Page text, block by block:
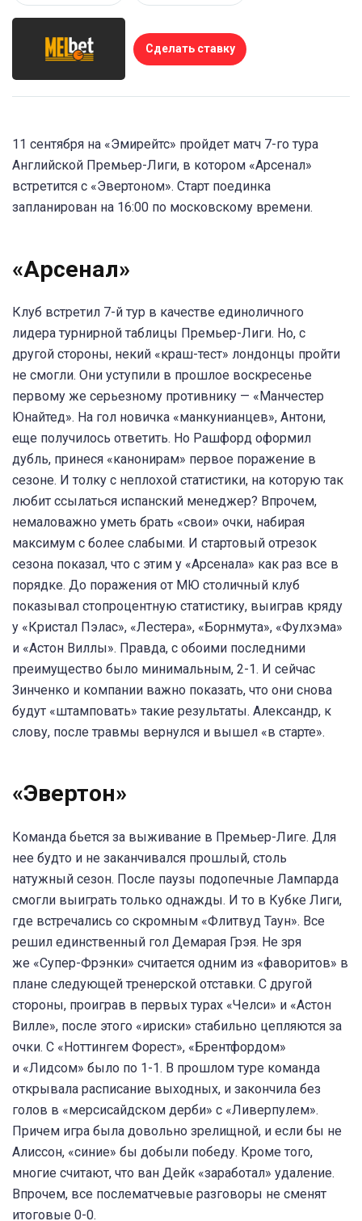
Сделать ставку
11 сентября на «Эмирейтс» пройдет матч 7-го тура
Английской Премьер-Лиги, в котором «Арсенал»
встретится с «Эвертоном». Старт поединка
запланирован на 16:00 по московскому времени.
«Арсенал»
Клуб встретил 7-й тур в качестве единоличного
лидера турнирной таблицы Премьер-Лиги. Но, с
другой стороны, некий «краш-тест» лондонцы пройти
не смогли. Они уступили в прошлое воскресенье
первому же серьезному противнику — «Манчестер
Юнайтед». На гол новичка «манкунианцев», Антони,
еще получилось ответить. Но Рашфорд оформил
дубль, принеся «канонирам» первое поражение в
сезоне. И толку с неплохой статистики, на которую так
любит ссылаться испанский менеджер? Впрочем,
немаловажно уметь брать «свои» очки, набирая
максимум с более слабыми. И стартовый отрезок
сезона показал, что с этим у «Арсенала» как раз все в
порядке. До поражения от МЮ столичный клуб
показывал стопроцентную статистику, выиграв кряду
у «Кристал Пэлас», «Лестера», «Борнмута», «Фулхэма»
и «Астон Виллы». Правда, с обоими последними
преимущество было минимальным, 2-1. И сейчас
Зинченко и компании важно показать, что они снова
будут «штамповать» такие результаты. Александр, к
слову, после травмы вернулся и вышел «в старте».
«Эвертон»
Команда бьется за выживание в Премьер-Лиге. Для
нее будто и не заканчивался прошлый, столь
натужный сезон. После паузы подопечные Лампарда
смогли выиграть только однажды. И то в Кубке Лиги,
где встречались со скромным «Флитвуд Таун». Все
решил единственный гол Демарая Грэя. Не зря
же «Супер-Фрэнки» считается одним из «фаворитов» в
плане следующей тренерской отставки. С другой
стороны, проиграв в первых турах «Челси» и «Астон
Вилле», после этого «ириски» стабильно цепляются за
очки. С «Ноттингем Форест», «Брентфордом»
и «Лидсом» было по 1-1. В прошлом туре команда
открывала расписание выходных, и закончила без
голов в «мерсисайдском дерби» с «Ливерпулем».
Причем игра была довольно зрелищной, и если бы не
Алиссон, «синие» бы добыли победу. Кроме того,
многие считают, что ван Дейк «заработал» удаление.
Впрочем, все послематчевые разговоры не сменят
итоговые 0-0.